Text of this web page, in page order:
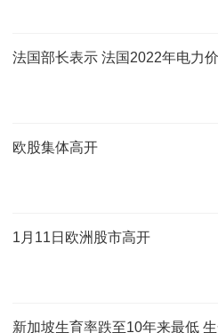
法国部长表示 法国2022年电力
欧股集体高开
1月11日欧洲股市高开
新加坡生育率跌至10年来最低